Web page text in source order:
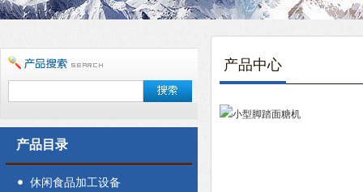
产品目录
休闲食品加工设备
产品中心